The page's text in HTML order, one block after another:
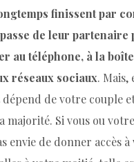
finissent par
de leur partenaire
au téléphone, à la
réseaux sociaux. Mais,
de votre couple
majorité. Si vous ou
envie de donner accès